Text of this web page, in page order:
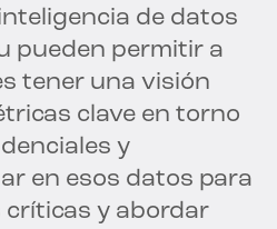
de datos
pueden permitir a
tener una visión
clave en torno
y
en esos datos para
y abordar